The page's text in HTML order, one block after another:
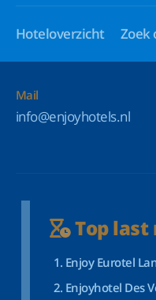
Hoteloverzicht Zoek
Mail
info@enjoyhotels.nl
Top
Enjoy Eurotel
Enjoyhotel Des